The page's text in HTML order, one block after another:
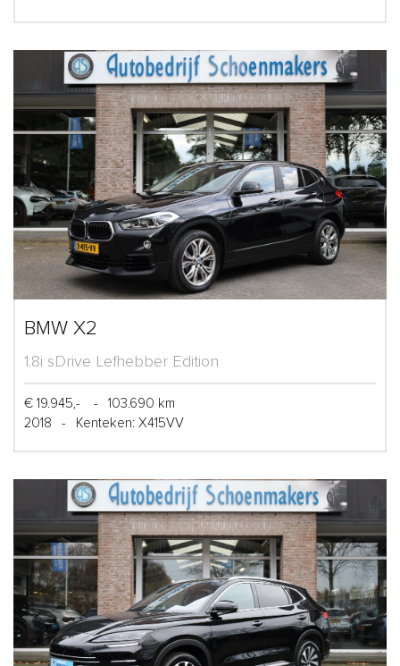
BMW X2
1.8i sDrive Lefhebber Edition
€ 19.945,- -
103.690 km
2018
- Kenteken: X415VV